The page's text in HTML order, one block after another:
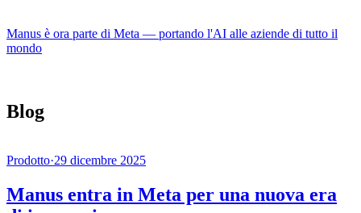
Manus è ora parte di Meta — portando l'AI alle aziende di tutto il
mondo
Blog
Prodotto·29 dicembre 2025
Manus entra in Meta per una nuova era